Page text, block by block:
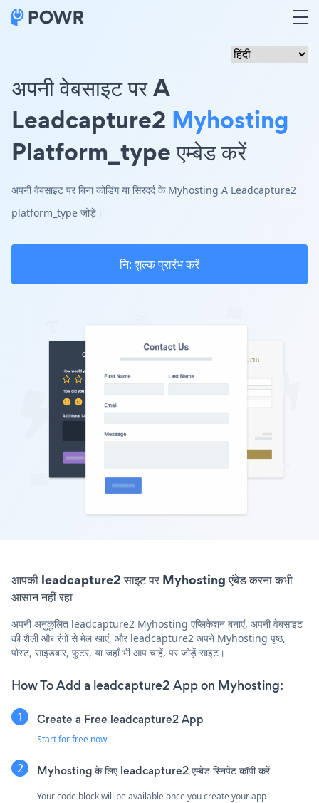
अपनी वेबसाइट पर A
Leadcapture2 Myhosting
Platform_type एम्बेड करें
अपनी वेबसाइट पर बिना कोडिंग या सिरदर्द के Myhosting A Leadcapture2
platform_type जोड़ें।
नि: शुल्क प्रारंभ करें
आपकी leadcapture2 साइट पर Myhosting एंबेड करना कभी
आसान नहीं रहा
अपनी अनुकूलित leadcapture2 Myhosting एप्लिकेशन बनाएं, अपनी वेबसाइट
की शैली और रंगों से मेल खाएं, और leadcapture2 अपने Myhosting पृष्ठ,
पोस्ट, साइडबार, फुटर, या जहाँ भी आप चाहें, पर जोड़ें साइट।
How To Add a leadcapture2 App on Myhosting:
Create a Free leadcapture2 App
Start for free now
Myhosting के लिए leadcapture2 एम्बेड स्निपेट कॉपी करें
Your code block will be available once you create your app